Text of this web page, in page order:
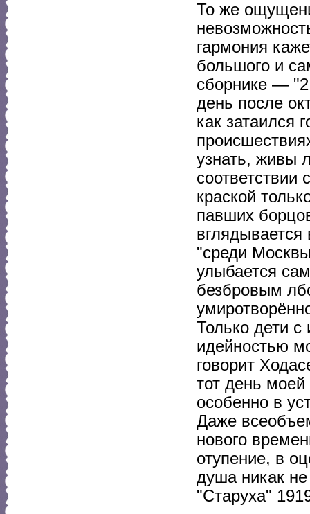
То же
гармония
большого и
сборнике — "2
день после
как затаился
узнать, живы
краской
павших
вглядывается
"среди
улыбается
безбровым
Только дети
идейностью
говорит
тот день
особенно в
Даже
нового
отупение, в
душа никак не
"Старуха"